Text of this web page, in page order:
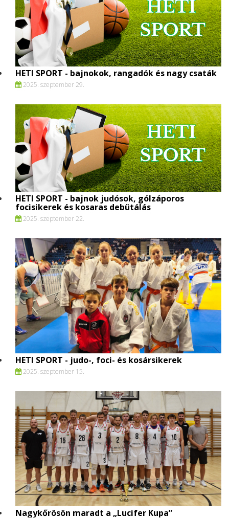
HETI SPORT - bajnokok, rangadók és nagy csaták
2025. szeptember 29.
HETI SPORT - bajnok judósok, gólzáporos
focisikerek és kosaras debütálás
2025. szeptember 22.
HETI SPORT - judo-, foci- és kosársikerek
2025. szeptember 15.
Nagykőrösön maradt a „Lucifer Kupa”